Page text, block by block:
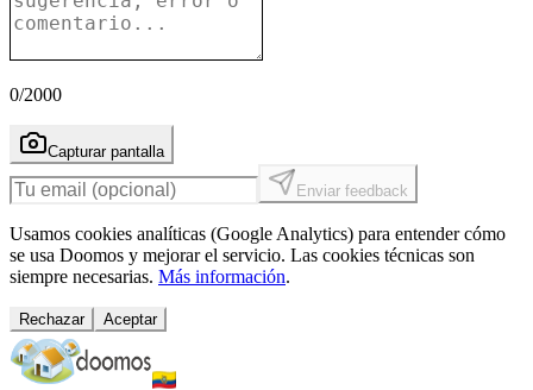
0/2000
Capturar pantalla
Enviar feedback
Usamos cookies analíticas (Google Analytics) para entender cómo
se usa Doomos y mejorar el servicio. Las cookies técnicas son
siempre necesarias. Más información.
Rechazar Aceptar